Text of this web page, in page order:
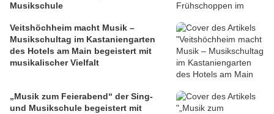
Musikschule
Veitshöchheim macht Musik –
Musikschultag im Kastaniengarten
des Hotels am Main begeistert mit
musikalischer Vielfalt
„Musik zum Feierabend“ der Sing-
und Musikschule begeistert mit